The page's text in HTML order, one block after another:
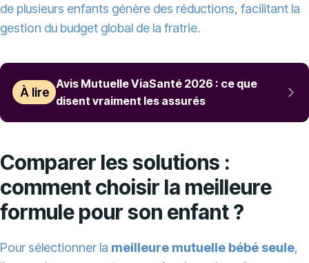
de plusieurs enfants génère des réductions, facilitant la
gestion du budget global de la fratrie.
À lire
Avis Mutuelle ViaSanté 2026 : ce que
disent vraiment les assurés
Comparer les solutions :
comment choisir la meilleure
formule pour son enfant ?
Pour sélectionner la meilleure mutuelle bébé seule,